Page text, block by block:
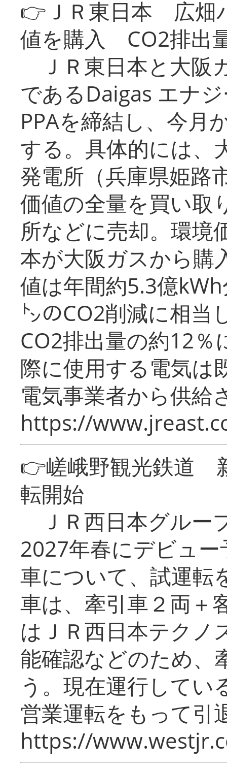
👉ＪＲ東日本 広畑
値を購入 CO2排出
ＪＲ東日本と大阪
であるDaigas エナ
PPAを締結し、今月
する。具体的には、
発電所（兵庫県姫路
価値の全量を買い取
所などに売却。環境
本が大阪ガスから購
値は年間約5.3億
㌧のCO2削減に相当
CO2排出量の約12％
際に使用する電気は
電気事業者から供給
https://
👉嵯峨野観光鉄道
転開始
ＪＲ西日本グルー
2027年春にデビュ
車について、試運転
車は、牽引車２両＋
はＪＲ西日本テクノ
能確認などのため、
う。現在運行してい
営業運転をもって引
https://